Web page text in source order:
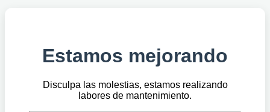
Estamos mejorando
Disculpa las molestias, estamos realizando
labores de mantenimiento.